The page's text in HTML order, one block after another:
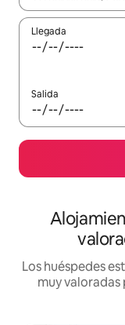
Llegada
Salida
Los huéspedes
muy